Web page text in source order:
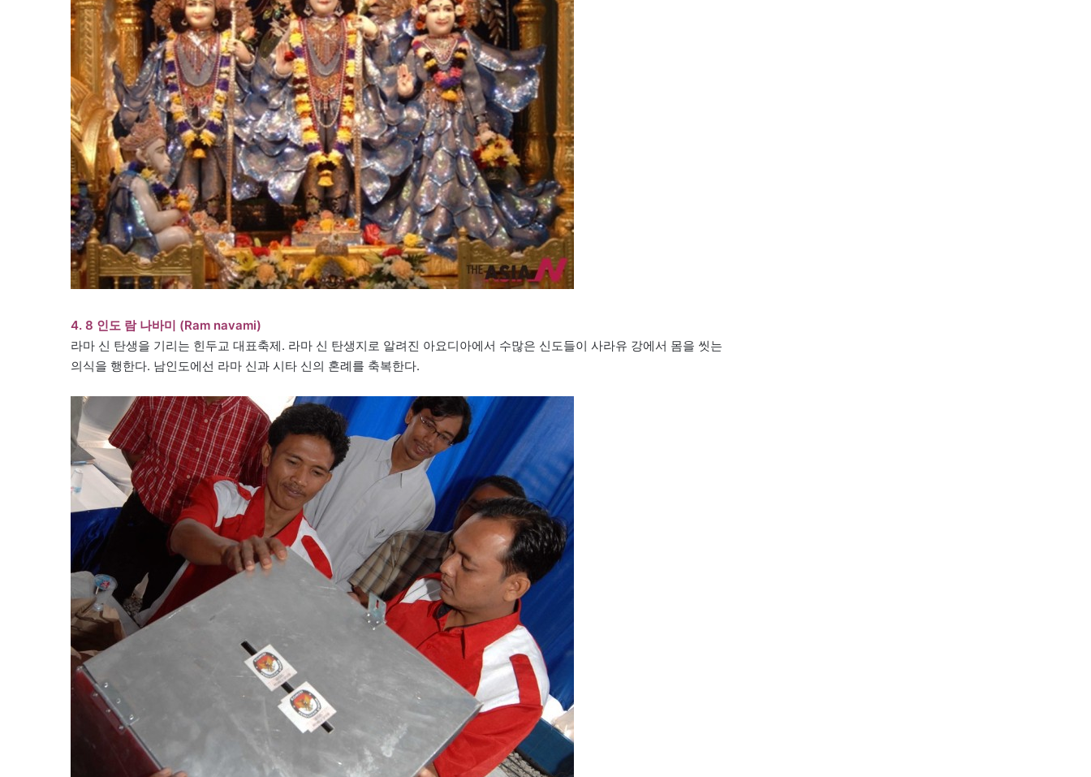
4. 8 인도 람 나바미 (Ram navami)
라마 신 탄생을 기리는 힌두교 대표축제. 라마 신 탄생지로 알려진 아요디아에서 수많은 신도들이 사라유 강에서 몸을 씻는
의식을 행한다. 남인도에선 라마 신과 시타 신의 혼례를 축복한다.